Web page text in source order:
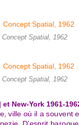
Concept Spatial, 1962
Concept Spatial, 1962
et New-York 1961-
ville où il a souvent